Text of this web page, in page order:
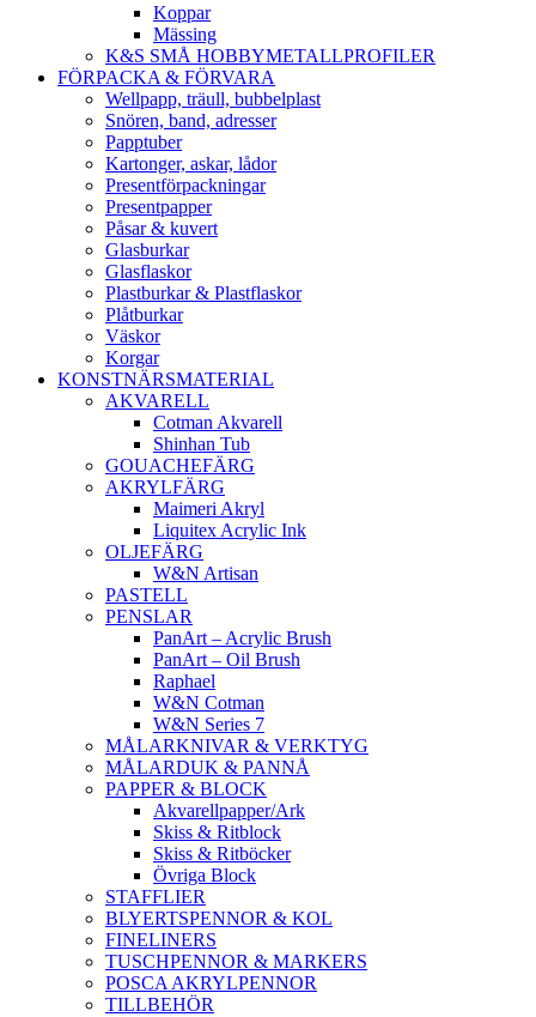
Koppar
Mässing
K&S SMÅ HOBBYMETALLPROFILER
FÖRPACKA & FÖRVARA
Wellpapp, träull, bubbelplast
Snören, band, adresser
Papptuber
Kartonger, askar, lådor
Presentförpackningar
Presentpapper
Påsar & kuvert
Glasburkar
Glasflaskor
Plastburkar & Plastflaskor
Plåtburkar
Väskor
Korgar
KONSTNÄRSMATERIAL
AKVARELL
Cotman Akvarell
Shinhan Tub
GOUACHEFÄRG
AKRYLFÄRG
Maimeri Akryl
Liquitex Acrylic Ink
OLJEFÄRG
W&N Artisan
PASTELL
PENSLAR
PanArt – Acrylic Brush
PanArt – Oil Brush
Raphael
W&N Cotman
W&N Series 7
MÅLARKNIVAR & VERKTYG
MÅLARDUK & PANNÅ
PAPPER & BLOCK
Akvarellpapper/Ark
Skiss & Ritblock
Skiss & Ritböcker
Övriga Block
STAFFLIER
BLYERTSPENNOR & KOL
FINELINERS
TUSCHPENNOR & MARKERS
POSCA AKRYLPENNOR
TILLBEHÖR